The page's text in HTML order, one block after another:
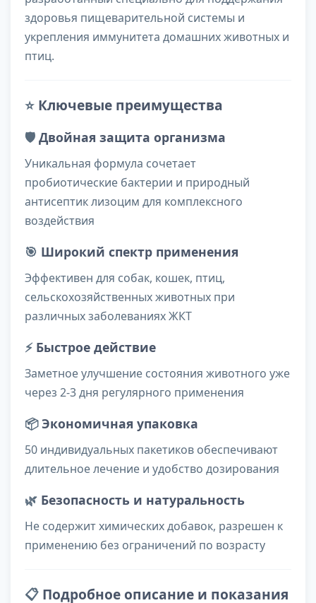
здоровья пищеварительной системы и
укрепления иммунитета домашних животных и
птиц.
⭐ Ключевые преимущества
🛡️ Двойная защита организма
Уникальная формула сочетает
пробиотические бактерии и природный
антисептик лизоцим для комплексного
воздействия
🎯 Широкий спектр применения
Эффективен для собак, кошек, птиц,
сельскохозяйственных животных при
различных заболеваниях ЖКТ
⚡ Быстрое действие
Заметное улучшение состояния животного уже
через 2-3 дня регулярного применения
📦Экономичная упаковка
50 индивидуальных пакетиков обеспечивают
длительное лечение и удобство дозирования
🌿 Безопасность и натуральность
Не содержит химических добавок, разрешен к
применению без ограничений по возрасту
📋 Подробное описание и показания